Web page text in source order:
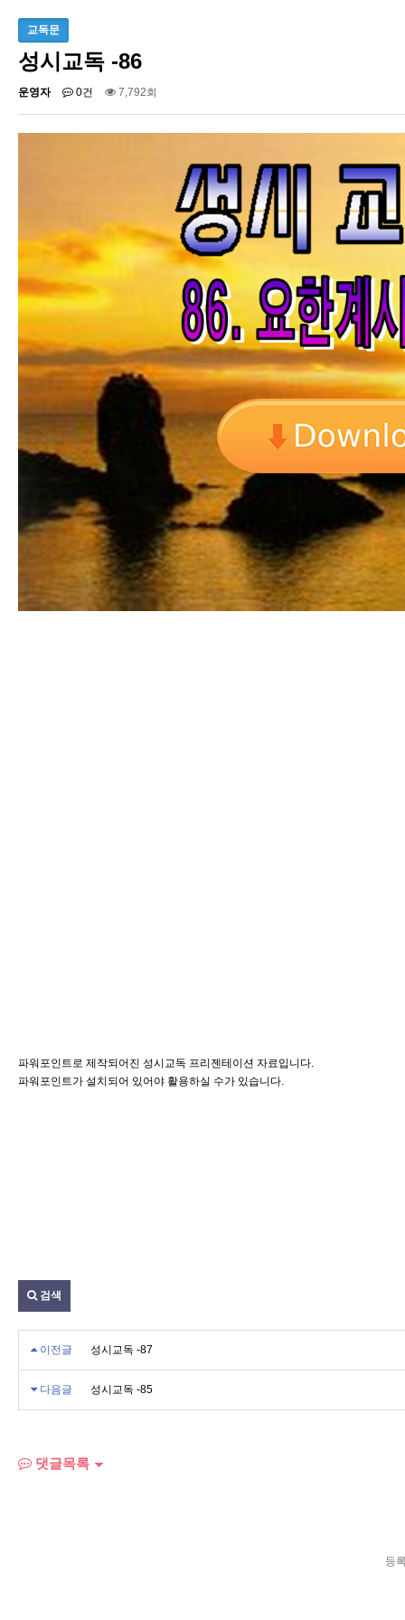
교독문
성시교독 -86
운영자 0건 7,792회
파워포인트로 제작되어진 성시교독 프리젠테이션 자료입니다.
파워포인트가 설치되어 있어야 활용하실 수가 있습니다.
검색
이전글 성시교독 -87
다음글 성시교독 -85
댓글목록
등